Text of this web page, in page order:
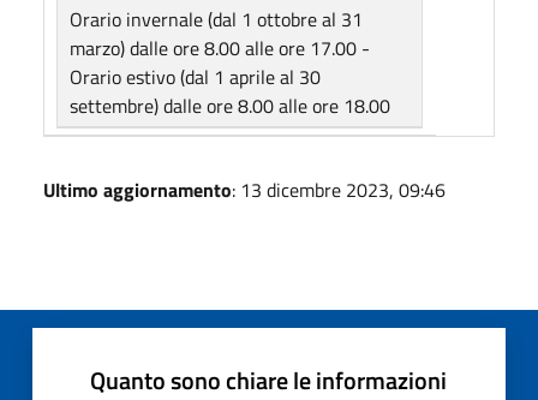
Orario invernale (dal 1 ottobre al 31
marzo) dalle ore 8.00 alle ore 17.00 -
Orario estivo (dal 1 aprile al 30
settembre) dalle ore 8.00 alle ore 18.00
Ultimo aggiornamento: 13 dicembre 2023, 09:46
Quanto sono chiare le informazioni